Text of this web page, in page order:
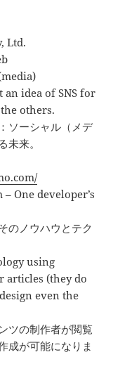
Ltd.
an idea of SNS for
others.
ソーシャル（メデ
未来。
One developer’s
のノウハウとテク
using
articles (they do
even the
ツの制作者が閲覧
成が可能になりま